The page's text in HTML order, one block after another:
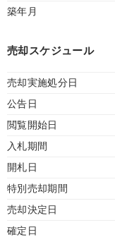
築年月
売却スケジュール
売却実施処分日
公告日
閲覧開始日
入札期間
開札日
特別売却期間
売却決定日
確定日